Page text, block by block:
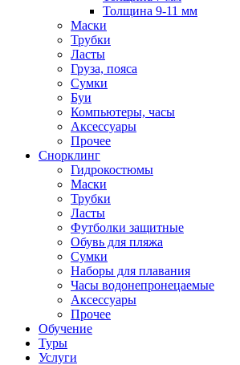
Толщина 9-11 мм
Маски
Трубки
Ласты
Груза, пояса
Сумки
Буи
Компьютеры, часы
Аксессуары
Прочее
Снорклинг
Гидрокостюмы
Маски
Трубки
Ласты
Футболки защитные
Обувь для пляжа
Сумки
Наборы для плавания
Часы водонепронецаемые
Аксессуары
Прочее
Обучение
Туры
Услуги